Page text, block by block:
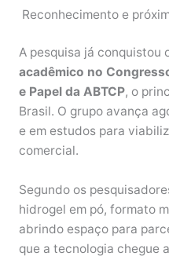
Reconhecimento e
A pesquisa já conquistou
acadêmico no
e Papel da ABTCP, o
Brasil. O grupo avança
e em estudos para
comercial.
Segundo os
hidrogel em pó, formato
abrindo espaço para
que a tecnologia chegue